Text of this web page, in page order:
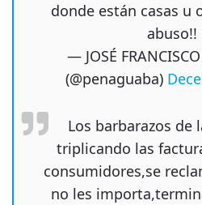
donde están casas u
abuso!!
— JOSÉ
(@penaguaba)
Los barbarazos de
triplicando las
consumidores,se
no les